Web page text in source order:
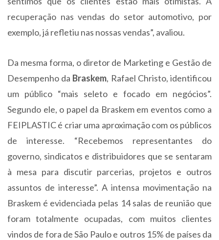
recuperação nas vendas do setor automotivo, por
exemplo, já refletiu nas nossas vendas”, avaliou.
Da mesma forma, o diretor de Marketing e Gestão de
Desempenho da Braskem, Rafael Christo, identificou
um público “mais seleto e focado em negócios”.
Segundo ele, o papel da Braskem em eventos como a
FEIPLASTIC é criar uma aproximação com os públicos
de interesse. “Recebemos representantes do
governo, sindicatos e distribuidores que se sentaram
à mesa para discutir parcerias, projetos e outros
assuntos de interesse”. A intensa movimentação na
Braskem é evidenciada pelas 14 salas de reunião que
foram totalmente ocupadas, com muitos clientes
vindos de fora de São Paulo e outros 15% de países da